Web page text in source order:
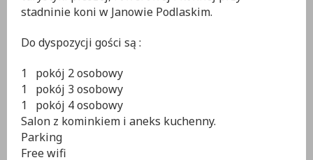
stadninie koni w Janowie Podlaskim.
Do dyspozycji gości są :
1 pokój 2 osobowy
1 pokój 3 osobowy
1 pokój 4 osobowy
Salon z kominkiem i aneks kuchenny.
Parking
Free wifi